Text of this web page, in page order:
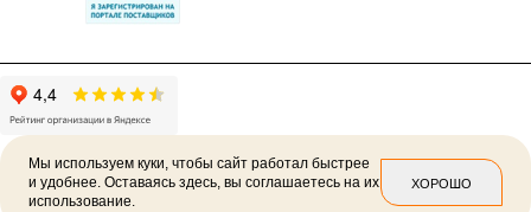
2026 © Политика конфиденциальности
Мы используем куки, чтобы сайт работал быстрее
и удобнее. Оставаясь здесь, вы соглашаетесь на их
использование.
ХОРОШО